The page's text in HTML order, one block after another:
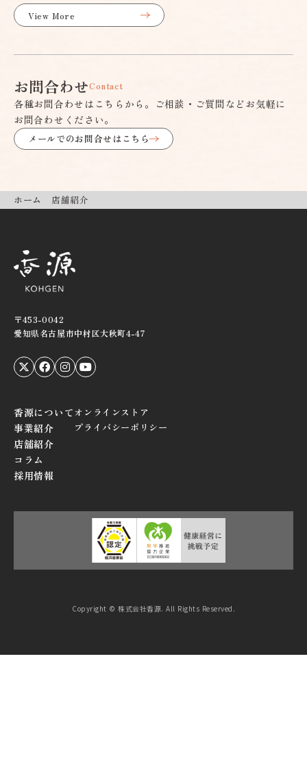
View More
お問合わせContact
各種お問合わせはこちらから。ご相談・ご質問などお気軽に
お問合わせください。
メールでのお問合せはこちら
ホーム 店舗紹介
〒453-0042
愛知県名古屋市中村区大秋町4-47
香源について
事業紹介
店舗紹介
コラム
採用情報
オンラインストア
プライバシーポリシー
Copyright © 株式会社香源. All Rights Reserved.